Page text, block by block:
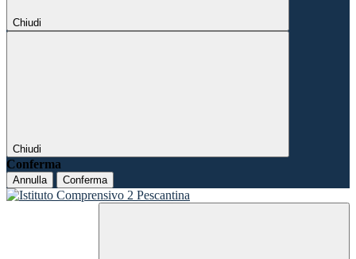
Chiudi
Chiudi
Conferma
Annulla Conferma